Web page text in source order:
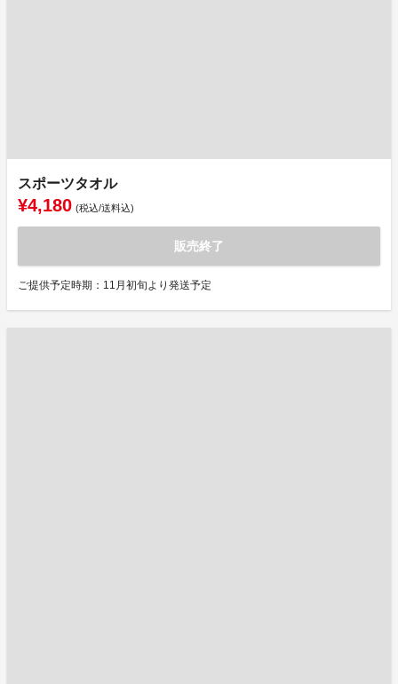
スポーツタオル
¥4,180 (税込/送料込)
販売終了
ご提供予定時期：11月初旬より発送予定